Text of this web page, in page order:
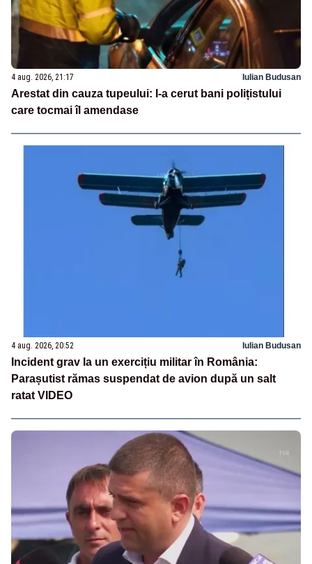
4 aug. 2026, 21:17 Iulian Budusan
Arestat din cauza tupeului: I-a cerut bani polițistului
care tocmai îl amendase
4 aug. 2026, 20:52 Iulian Budusan
Incident grav la un exercițiu militar în România:
Parașutist rămas suspendat de avion după un salt
ratat VIDEO